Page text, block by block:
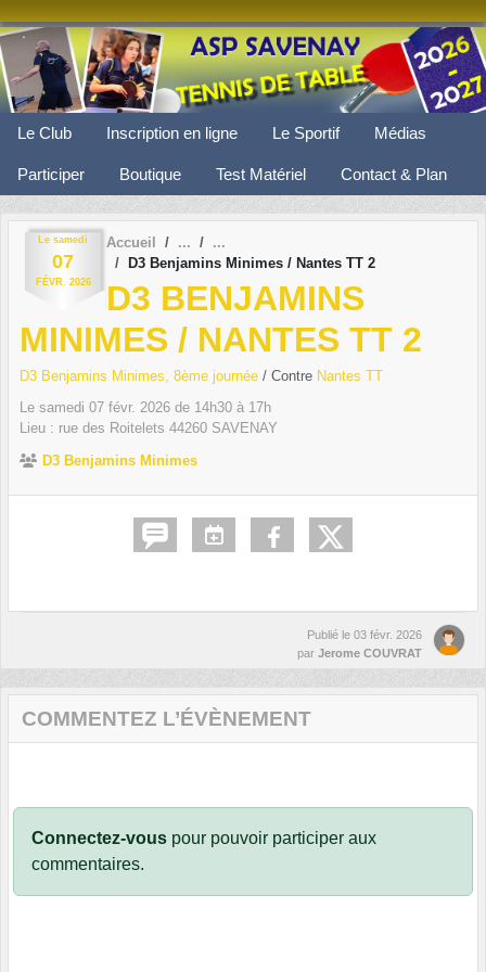
Le Club Inscription en ligne Le Sportif Médias
Participer Boutique Test Matériel Contact & Plan
Le samedi
07
FÉVR. 2026
Accueil
D3 Benjamins Minimes / Nantes TT 2
D3 BENJAMINS
MINIMES / NANTES TT 2
D3 Benjamins Minimes, 8ème journée / Contre Nantes TT
Le samedi 07 févr. 2026 de 14h30 à 17h
Lieu : rue des Roitelets 44260 SAVENAY
D3 Benjamins Minimes
Publié le 03 févr. 2026
par Jerome COUVRAT
COMMENTEZ L’ÉVÈNEMENT
Connectez-vous pour pouvoir participer aux
commentaires.